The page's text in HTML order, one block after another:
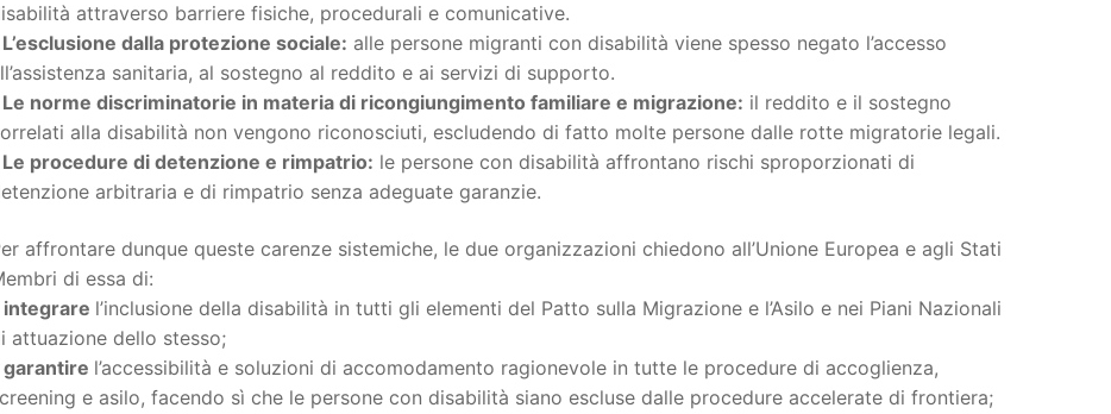
attraverso barriere fisiche, procedurali e comunicative.
L’esclusione dalla protezione sociale: alle persone migranti con disabilità viene spesso negato l’accesso
sanitaria, al sostegno al reddito e ai servizi di supporto.
Le norme discriminatorie in materia di ricongiungimento familiare e migrazione: il reddito e il sostegno
alla disabilità non vengono riconosciuti, escludendo di fatto molte persone dalle rotte migratorie legali.
Le procedure di detenzione e rimpatrio: le persone con disabilità affrontano rischi sproporzionati di
arbitraria e di rimpatrio senza adeguate garanzie.
affrontare dunque queste carenze sistemiche, le due organizzazioni chiedono all’Unione Europea e agli Stati
di essa di:
integrare l’inclusione della disabilità in tutti gli elementi del Patto sulla Migrazione e l’Asilo e nei Piani Nazionali
attuazione dello stesso;
garantire l’accessibilità e soluzioni di accomodamento ragionevole in tutte le procedure di accoglienza,
e asilo, facendo sì che le persone con disabilità siano escluse dalle procedure accelerate di frontiera;